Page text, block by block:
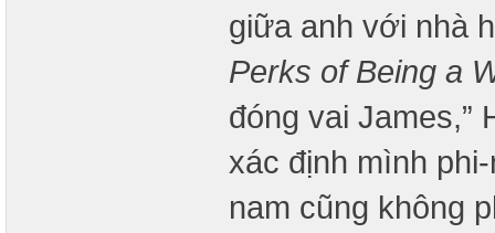
giữa anh với nhà
Perks of Being a
đóng vai James,”
xác định mình
nam cũng không